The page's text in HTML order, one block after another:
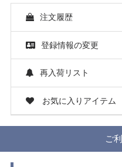
注文履歴
登録情報の変更
再入荷リスト
お気に入りアイテム
ご